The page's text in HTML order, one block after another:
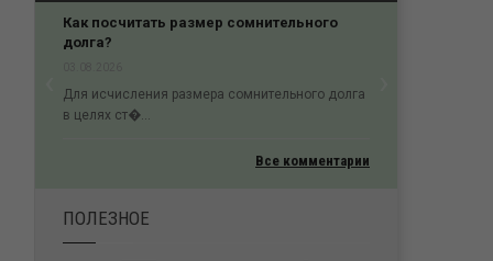
Проигрыш в кассации из-за нарушения
процессуального порядка
Пропуск трехмесячного срока на судебное
обжалование &#...
Previous
Все комментарии
ПОЛЕЗНОЕ